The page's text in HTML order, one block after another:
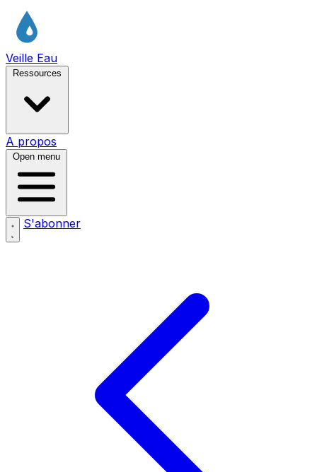
Veille Eau
Ressources
A propos
Open menu
S'abonner